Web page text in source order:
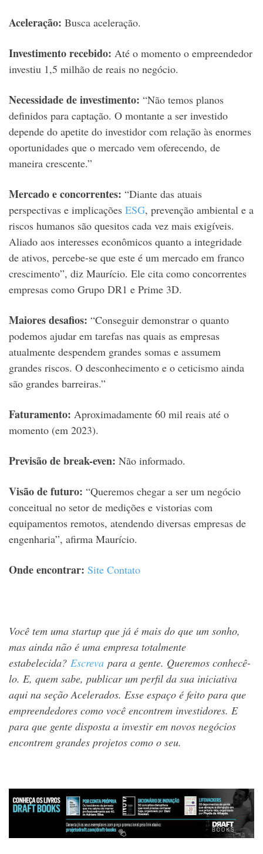
Aceleração: Busca aceleração.
Investimento recebido: Até o momento o empreendedor
investiu 1,5 milhão de reais no negócio.
Necessidade de investimento: “Não temos planos
definidos para captação. O montante a ser investido
depende do apetite do investidor com relação às enormes
oportunidades que o mercado vem oferecendo, de
maneira crescente.”
Mercado e concorrentes: “Diante das atuais
perspectivas e implicações ESG, prevenção ambiental e a
riscos humanos são quesitos cada vez mais exigíveis.
Aliado aos interesses econômicos quanto a integridade
de ativos, percebe-se que este é um mercado em franco
crescimento”, diz Maurício. Ele cita como concorrentes
empresas como Grupo DR1 e Prime 3D.
Maiores desafios: “Conseguir demonstrar o quanto
podemos ajudar em tarefas nas quais as empresas
atualmente despendem grandes somas e assumem
grandes riscos. O desconhecimento e o ceticismo ainda
são grandes barreiras.”
Faturamento: Aproximadamente 60 mil reais até o
momento (em 2023).
Previsão de break-even: Não informado.
Visão de futuro: “Queremos chegar a ser um negócio
conceitual no setor de medições e vistorias com
equipamentos remotos, atendendo diversas empresas de
engenharia”, afirma Maurício.
Onde encontrar: Site Contato
Você tem uma startup que já é mais do que um sonho,
mas ainda não é uma empresa totalmente
estabelecida? Escreva para a gente. Queremos conhecê-
lo. E, quem sabe, publicar um perfil da sua iniciativa
aqui na seção Acelerados. Esse espaço é feito para que
empreendedores como você encontrem investidores. E
para que gente disposta a investir em novos negócios
encontrem grandes projetos como o seu.